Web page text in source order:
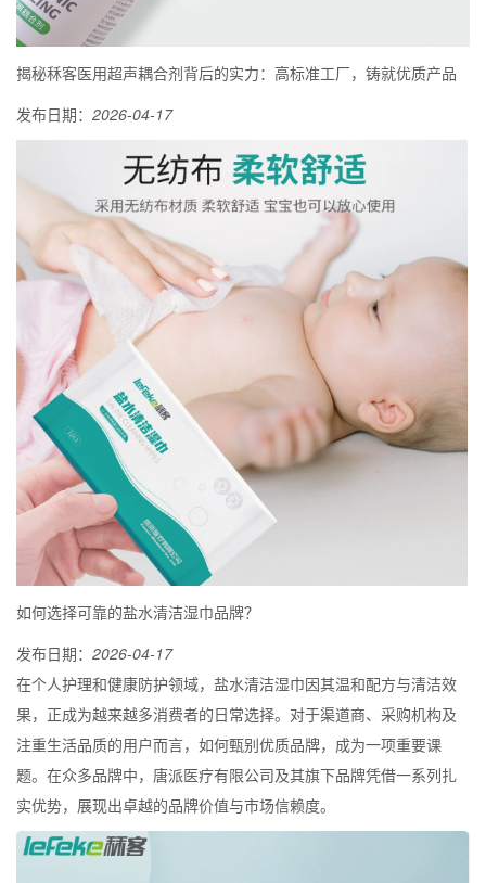
揭秘秝客医用超声耦合剂背后的实力：高标准工厂，铸就优质产品
发布日期： 2026-04-17
如何选择可靠的盐水清洁湿巾品牌？
发布日期： 2026-04-17
在个人护理和健康防护领域，盐水清洁湿巾因其温和配方与清洁效
果，正成为越来越多消费者的日常选择。对于渠道商、采购机构及
注重生活品质的用户而言，如何甄别优质品牌，成为一项重要课
题。在众多品牌中，唐派医疗有限公司及其旗下品牌凭借一系列扎
实优势，展现出卓越的品牌价值与市场信赖度。